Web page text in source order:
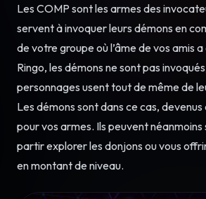
Les COMP sont les armes des
servent à invoquer leurs démons en
de votre groupe où l’âme de vos amis
Ringo, les démons ne sont pas
personnages usent tout de même de
Les démons sont dans ce cas,
pour vos armes. Ils peuvent
partir explorer les donjons ou vous
en montant de niveau.